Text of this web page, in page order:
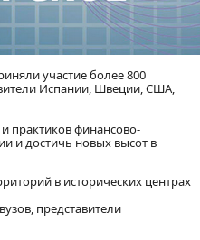
участие более 800
Испании, Швеции, США,
практиков финансово-
и достичь новых высот в
в исторических центрах
представители